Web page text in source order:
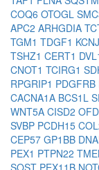
COQ6 OTOGL
APC2 ARHGDIA
TGM1 TDGF1
TSHZ1 CERT1
CNOT1 TCIRG1
RPGRIP1 PDGFRB
CACNA1A BCS1L
WNT5A CISD2
SVBP PCDH15
CEP57 GP1BB
PEX1 PTPN22